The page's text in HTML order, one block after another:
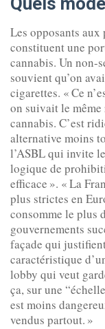
Les opposants
constituent une
cannabis. Un non-
souvient qu’on
cigarettes. « Ce
on suivait le même
cannabis. C’est
alternative moins
l’ASBL qui invite
logique de
efficace ». « La
plus strictes en
consomme le plus
gouvernements
façade qui
caractéristique
lobby qui veut
ça, sur une
est moins
vendus partout. »